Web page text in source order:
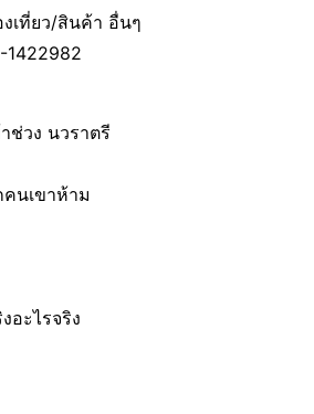
เที่ยว/สินค้า อื่นๆ
1422982
ช่วง นวราตรี
นเขาห้าม
อะไรจริง